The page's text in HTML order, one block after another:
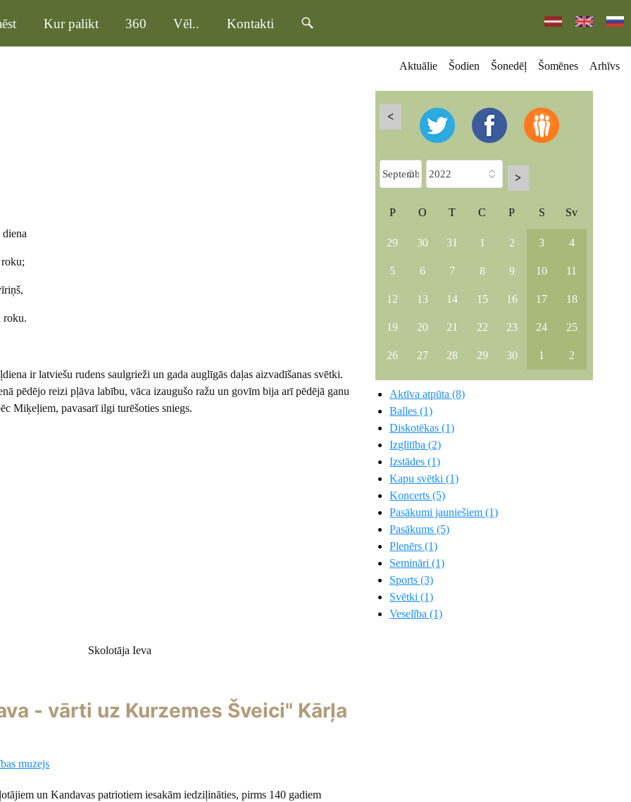
Kur palikt 360 Vēl.. Kontakti
Aktuālie Šodien Šonedēļ Šomēnes Arhīvs
roku.
ir latviešu rudens saulgrieži un gada auglīgās daļas aizvadīšanas svētki.
pēdējo reizi pļāva labību, vāca izaugušo ražu un govīm bija arī pēdējā ganu
Miķeļiem, pavasarī ilgi turēšoties sniegs.
Ieva
- vārti uz Kurzemes Šveici" Kārļa
muzejs
un Kandavas patriotiem iesakām iedziļināties, pirms 140 gadiem
<
>
P O T C P S Sv
29 30 31 1 2 3 4
5 6 7 8 9 10 11
12 13 14 15 16 17 18
19 20 21 22 23 24 25
26 27 28 29 30 1 2
Aktīva atpūta (8)
Balles (1)
Diskotēkas (1)
Izglītība (2)
Izstādes (1)
Kapu svētki (1)
Koncerts (5)
Pasākumi jauniešiem (1)
Pasākums (5)
Plenērs (1)
Semināri (1)
Sports (3)
Svētki (1)
Veselība (1)